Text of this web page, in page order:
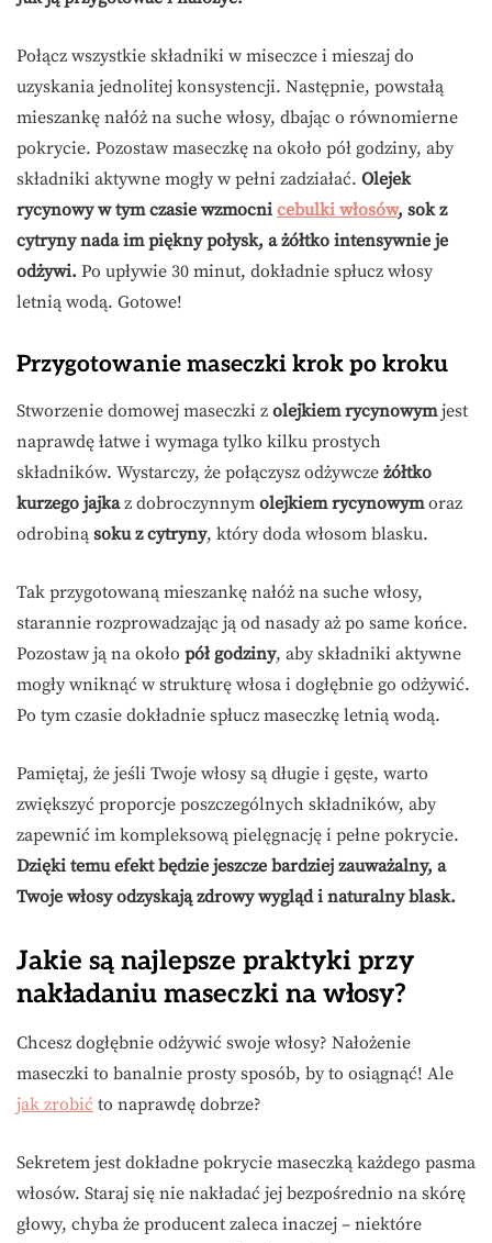
Połącz wszystkie składniki w miseczce i mieszaj do
uzyskania jednolitej konsystencji. Następnie, powstałą
mieszankę nałóż na suche włosy, dbając o równomierne
pokrycie. Pozostaw maseczkę na około pół godziny, aby
składniki aktywne mogły w pełni zadziałać. Olejek
rycynowy w tym czasie wzmocni cebulki włosów, sok z
cytryny nada im piękny połysk, a żółtko intensywnie je
odżywi. Po upływie 30 minut, dokładnie spłucz włosy
letnią wodą. Gotowe!
Przygotowanie maseczki krok po kroku
Stworzenie domowej maseczki z olejkiem rycynowymjest
naprawdę łatwe i wymaga tylko kilku prostych
składników. Wystarczy, że połączysz odżywcze żółtko
kurzego jajkaz dobroczynnym olejkiem rycynowymoraz
odrobiną soku z cytryny, który doda włosom blasku.
Tak przygotowaną mieszankę nałóż na suche włosy,
starannie rozprowadzając ją od nasady aż po same końce.
Pozostaw ją na około pół godziny, aby składniki aktywne
mogły wniknąć w strukturę włosa i dogłębnie go odżywić.
Po tym czasie dokładnie spłucz maseczkę letnią wodą.
Pamiętaj, że jeśli Twoje włosy są długie i gęste, warto
zwiększyć proporcje poszczególnych składników, aby
zapewnić im kompleksową pielęgnację i pełne pokrycie.
Dzięki temu efekt będzie jeszcze bardziej zauważalny, a
Twoje włosy odzyskają zdrowy wygląd i naturalny blask.
Jakie są najlepsze praktyki przy
nakładaniu maseczki na włosy?
Chcesz dogłębnie odżywić swoje włosy? Nałożenie
maseczki to banalnie prosty sposób, by to osiągnąć! Ale
jak zrobić to naprawdę dobrze?
Sekretem jest dokładne pokrycie maseczką każdego pasma
włosów. Staraj się nie nakładać jej bezpośrednio na skórę
głowy, chyba że producent zaleca inaczej – niektóre